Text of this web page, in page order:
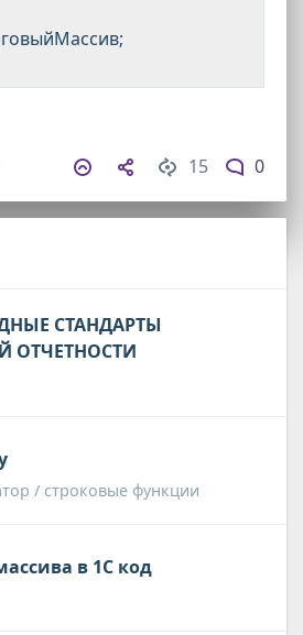
15 0
СТАНДАРТЫ
ОТЧЕТНОСТИ
/ строковые функции
в 1С код